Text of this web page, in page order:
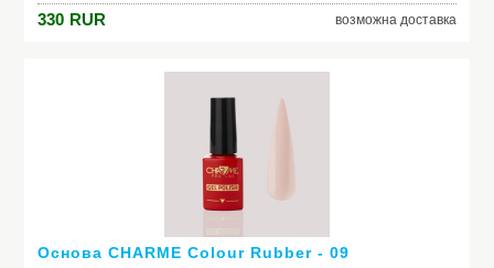
лака и ногтевой пластины. Базовое покрытие выравнивает
природный тон, маскирует неровности ногтя и его естественное
красящих веществ, поможет добиться по-настоящему добротного
красите ногти самостоятельно, основа – ваш самый главный
330 RUR возможна доставка
Основа CHARME Colour Rubber - 09